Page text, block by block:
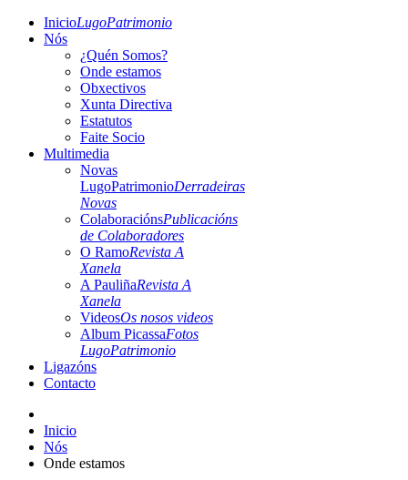
InicioLugoPatrimonio
Nós
¿Quén Somos?
Onde estamos
Obxectivos
Xunta Directiva
Estatutos
Faite Socio
Multimedia
Novas
LugoPatrimonioDerradeiras
Novas
ColaboraciónsPublicacións
de Colaboradores
O RamoRevista A
Xanela
A PauliñaRevista A
Xanela
VideosOs nosos videos
Album PicassaFotos
LugoPatrimonio
Ligazóns
Contacto
Inicio
Nós
Onde estamos